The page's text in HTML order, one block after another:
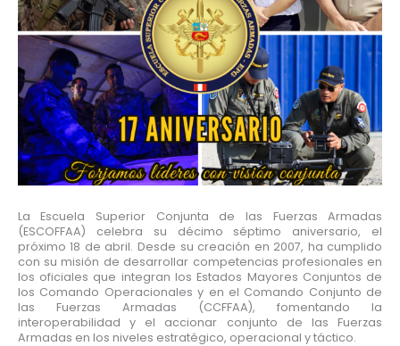
La Escuela Superior Conjunta de las Fuerzas Armadas
(ESCOFFAA) celebra su décimo séptimo aniversario, el
próximo 18 de abril. Desde su creación en 2007, ha cumplido
con su misión de desarrollar competencias profesionales en
los oficiales que integran los Estados Mayores Conjuntos de
los Comando Operacionales y en el Comando Conjunto de
las Fuerzas Armadas (CCFFAA), fomentando la
interoperabilidad y el accionar conjunto de las Fuerzas
Armadas en los niveles estratégico, operacional y táctico.